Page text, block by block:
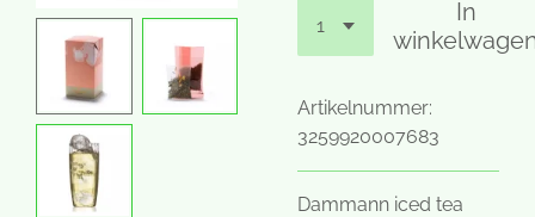
In
Artikelnummer:
3259920007683
Dammann iced tea